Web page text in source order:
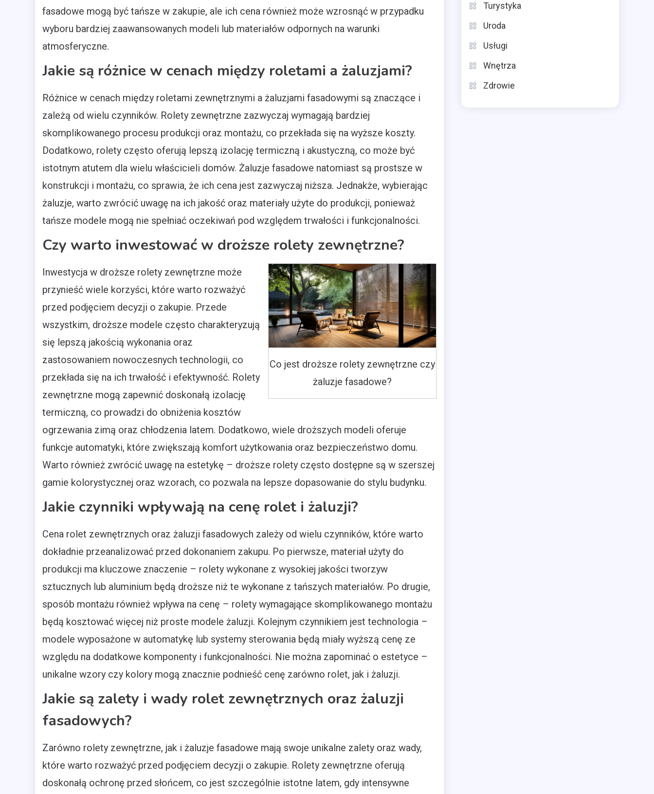
fasadowe mogą być tańsze w zakupie, ale ich cena również może wzrosnąć w przypadku
wyboru bardziej zaawansowanych modeli lub materiałów odpornych na warunki
atmosferyczne.
Jakie są różnice w cenach między roletami a żaluzjami?
Różnice w cenach między roletami zewnętrznymi a żaluzjami fasadowymi są znaczące i
zależą od wielu czynników. Rolety zewnętrzne zazwyczaj wymagają bardziej
skomplikowanego procesu produkcji oraz montażu, co przekłada się na wyższe koszty.
Dodatkowo, rolety często oferują lepszą izolację termiczną i akustyczną, co może być
istotnym atutem dla wielu właścicieli domów. Żaluzje fasadowe natomiast są prostsze w
konstrukcji i montażu, co sprawia, że ich cena jest zazwyczaj niższa. Jednakże, wybierając
żaluzje, warto zwrócić uwagę na ich jakość oraz materiały użyte do produkcji, ponieważ
tańsze modele mogą nie spełniać oczekiwań pod względem trwałości i funkcjonalności.
Czy warto inwestować w droższe rolety zewnętrzne?
Co jest droższe rolety zewnętrzne czy
żaluzje fasadowe?
Inwestycja w droższe rolety zewnętrzne może
przynieść wiele korzyści, które warto rozważyć
przed podjęciem decyzji o zakupie. Przede
wszystkim, droższe modele często charakteryzują
się lepszą jakością wykonania oraz
zastosowaniem nowoczesnych technologii, co
przekłada się na ich trwałość i efektywność. Rolety
zewnętrzne mogą zapewnić doskonałą izolację
termiczną, co prowadzi do obniżenia kosztów
ogrzewania zimą oraz chłodzenia latem. Dodatkowo, wiele droższych modeli oferuje
funkcje automatyki, które zwiększają komfort użytkowania oraz bezpieczeństwo domu.
Warto również zwrócić uwagę na estetykę – droższe rolety często dostępne są w szerszej
gamie kolorystycznej oraz wzorach, co pozwala na lepsze dopasowanie do stylu budynku.
Jakie czynniki wpływają na cenę rolet i żaluzji?
Cena rolet zewnętrznych oraz żaluzji fasadowych zależy od wielu czynników, które warto
dokładnie przeanalizować przed dokonaniem zakupu. Po pierwsze, materiał użyty do
produkcji ma kluczowe znaczenie – rolety wykonane z wysokiej jakości tworzyw
sztucznych lub aluminium będą droższe niż te wykonane z tańszych materiałów. Po drugie,
sposób montażu również wpływa na cenę – rolety wymagające skomplikowanego montażu
będą kosztować więcej niż proste modele żaluzji. Kolejnym czynnikiem jest technologia –
modele wyposażone w automatykę lub systemy sterowania będą miały wyższą cenę ze
względu na dodatkowe komponenty i funkcjonalności. Nie można zapominać o estetyce –
unikalne wzory czy kolory mogą znacznie podnieść cenę zarówno rolet, jak i żaluzji.
Jakie są zalety i wady rolet zewnętrznych oraz żaluzji
fasadowych?
Zarówno rolety zewnętrzne, jak i żaluzje fasadowe mają swoje unikalne zalety oraz wady,
które warto rozważyć przed podjęciem decyzji o zakupie. Rolety zewnętrzne oferują
doskonałą ochronę przed słońcem, co jest szczególnie istotne latem, gdy intensywne
Turystyka
Uroda
Usługi
Wnętrza
Zdrowie